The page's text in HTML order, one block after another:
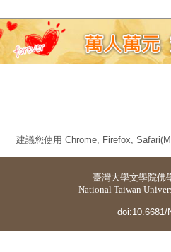
建議您使用 Chrome, Firefox,
臺灣大學文學院佛
National Taiwan
doi:10.6681/